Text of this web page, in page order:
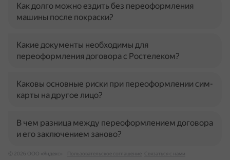
Как долго можно ездить без переоформления
машины после покраски?
Какие документы необходимы для
переоформления договора с Ростелеком?
Каковы основные риски при переоформлении сим-
карты на другое лицо?
В чем разница между переоформлением договора
и его заключением заново?
© 2026 ООО «Яндекс» Пользовательское соглашение Связаться с нами